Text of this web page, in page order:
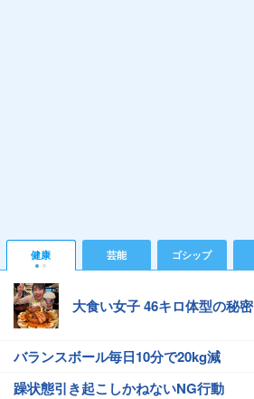
健康 芸能 ゴシップ
大食い女子 46キロ体型の秘密
バランスボール毎日10分で20kg減
躁状態引き起こしかねないNG行動